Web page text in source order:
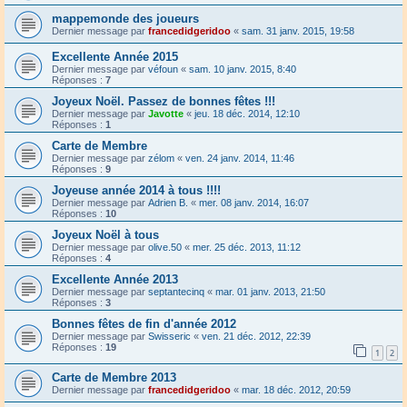
mappemonde des joueurs
Dernier message par francedidgeridoo « sam. 31 janv. 2015, 19:58
Excellente Année 2015
Dernier message par véfoun « sam. 10 janv. 2015, 8:40
Réponses : 7
Joyeux Noël. Passez de bonnes fêtes !!!
Dernier message par Javotte « jeu. 18 déc. 2014, 12:10
Réponses : 1
Carte de Membre
Dernier message par zélom « ven. 24 janv. 2014, 11:46
Réponses : 9
Joyeuse année 2014 à tous !!!!
Dernier message par Adrien B. « mer. 08 janv. 2014, 16:07
Réponses : 10
Joyeux Noël à tous
Dernier message par olive.50 « mer. 25 déc. 2013, 11:12
Réponses : 4
Excellente Année 2013
Dernier message par septantecinq « mar. 01 janv. 2013, 21:50
Réponses : 3
Bonnes fêtes de fin d'année 2012
Dernier message par Swisseric « ven. 21 déc. 2012, 22:39
Réponses : 19 1 2
Carte de Membre 2013
Dernier message par francedidgeridoo « mar. 18 déc. 2012, 20:59